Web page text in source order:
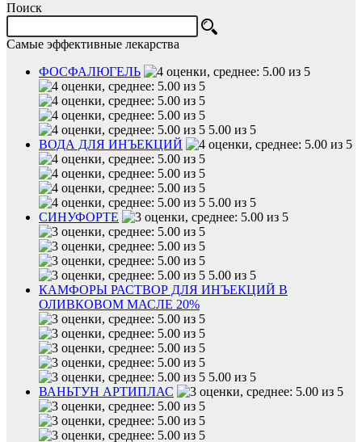
Поиск
Самые эффективные лекарства
ФОСФАЛЮГЕЛЬ
5.00 из 5
ВОДА ДЛЯ ИНЪЕКЦИЙ
5.00 из 5
СИНУФОРТЕ
5.00 из 5
КАМФОРЫ РАСТВОР ДЛЯ ИНЪЕКЦИЙ В
ОЛИВКОВОМ МАСЛЕ 20%
5.00 из 5
ВАНЬТУН АРТИПЛАС